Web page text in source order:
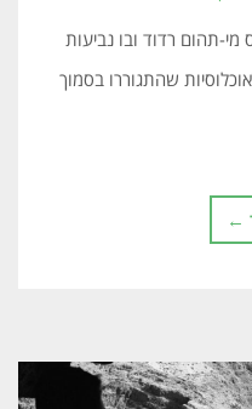
תהום רדוד ובו נביעות
שהתגוררו בסמוך
←